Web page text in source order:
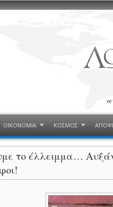
ΟΙΚΟΝΟΜΙΑ ΚΟΣΜΟΣ
το έλλειμμα…